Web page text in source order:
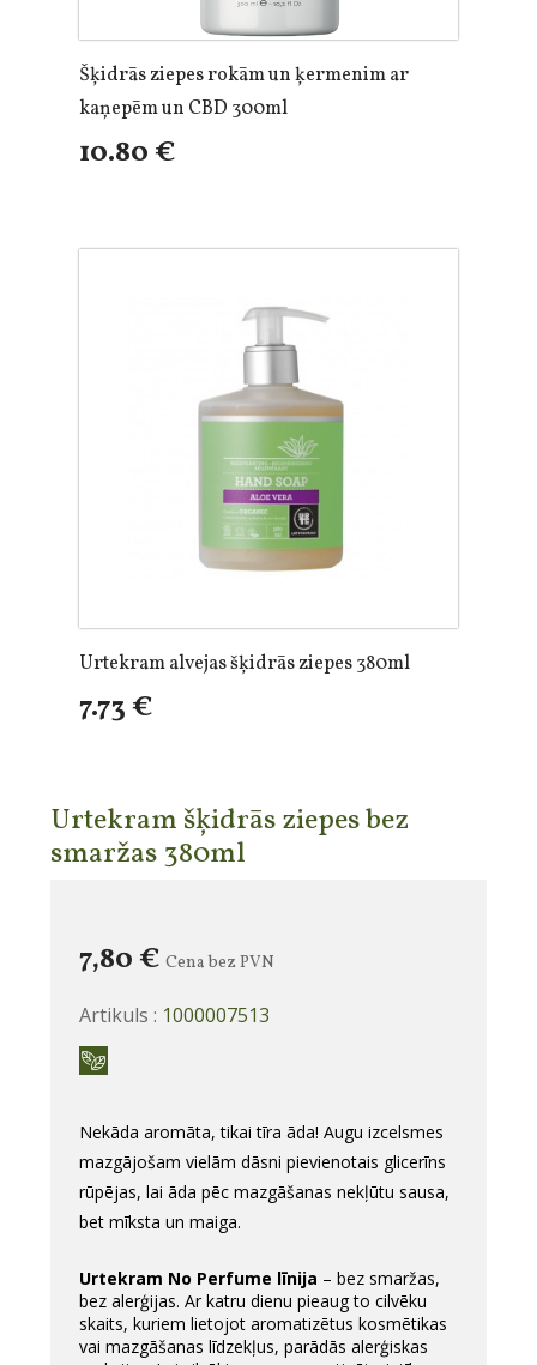
Šķidrās ziepes rokām un ķermenim ar
kaņepēm un CBD 300ml
10.80 €
Urtekram alvejas šķidrās ziepes 380ml
7.73 €
Urtekram šķidrās ziepes bez
smaržas 380ml
7,80 € Cena bez PVN
Artikuls : 1000007513
Nekāda aromāta, tikai tīra āda! Augu izcelsmes
mazgājošam vielām dāsni pievienotais glicerīns
rūpējas, lai āda pēc mazgāšanas nekļūtu sausa,
bet mīksta un maiga.
Urtekram No Perfume līnija – bez smaržas,
bez alerģijas. Ar katru dienu pieaug to cilvēku
skaits, kuriem lietojot aromatizētus kosmētikas
vai mazgāšanas līdzekļus, parādās alerģiskas